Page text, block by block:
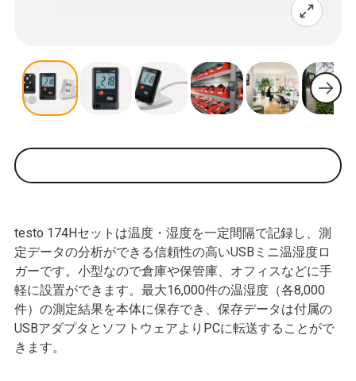
testo 174Hセットは温度・湿度を一定間隔で記録し、測
定データの分析ができる信頼性の高いUSBミニ温湿度ロ
ガーです。小型なので倉庫や保管庫、オフィスなどに手
軽に設置ができます。最大16,000件の温湿度（各8,000
件）の測定結果を本体に保存でき、保存データは付属の
USBアダプタとソフトウェアよりPCに転送することがで
きます。